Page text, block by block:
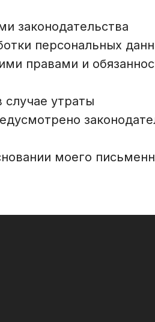
законодательства
персональных
правами и
случае утраты
моего